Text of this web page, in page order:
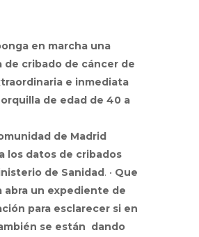
en marcha una
de cribado de cáncer de
e inmediata
de edad de 40 a
de Madrid
los datos de cribados
de Sanidad. • Que
abra un expediente de
para esclarecer si en
se están dando